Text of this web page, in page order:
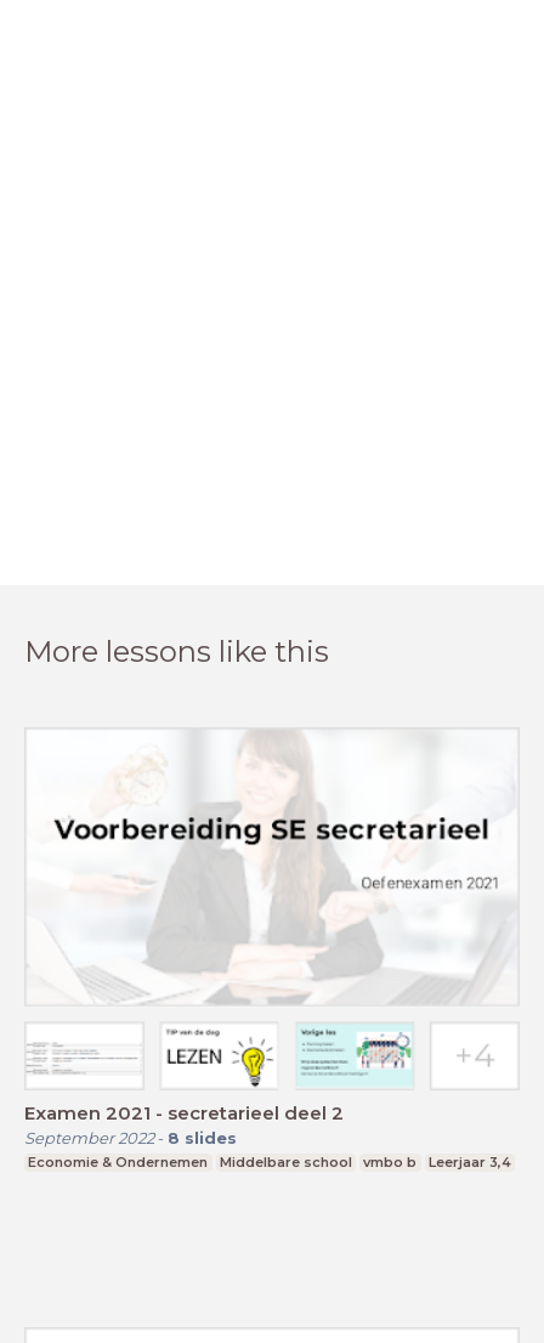
More lessons like this
Examen 2021 - secretarieel deel 2
September 2022- 8 slides
Economie & Ondernemen Middelbare school vmbo b Leerjaar 3,4